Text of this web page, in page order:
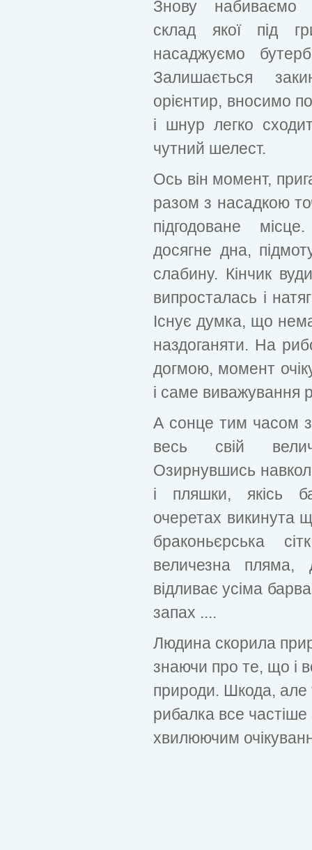
Знову набиваємо
склад якої під
насаджуємо
Залишається
орієнтир, вносимо
і шнур легко
чутний шелест.
Ось він момент,
разом з насадкою
підгодоване
досягне дна,
слабину. Кінчик
випросталась і
Існує думка, що
наздоганяти. На
догмою, момент
і саме виважування
А сонце тим часом
весь свій
Озирнувшись
і пляшки, якісь
очеретах викинута
браконьєрська
величезна
відливає усіма
запах ....
Людина скорила
знаючи про те, що і
природи. Шкода, але
рибалка все
хвилюючим